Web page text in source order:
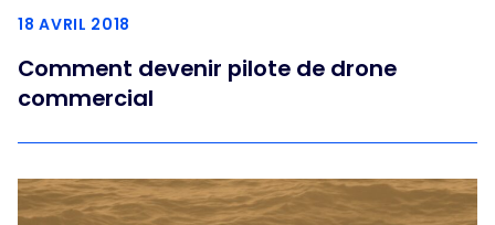
18 AVRIL 2018
Comment devenir pilote de drone
commercial